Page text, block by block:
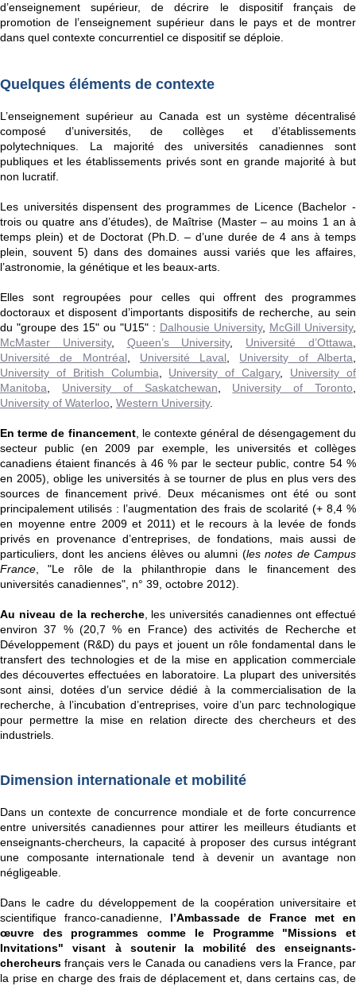
d’enseignement supérieur, de décrire le dispositif français de
promotion de l’enseignement supérieur dans le pays et de montrer
dans quel contexte concurrentiel ce dispositif se déploie.
Quelques éléments de contexte
L’enseignement supérieur au Canada est un système décentralisé
composé d’universités, de collèges et d’établissements
polytechniques. La majorité des universités canadiennes sont
publiques et les établissements privés sont en grande majorité à but
non lucratif.
Les universités dispensent des programmes de Licence (Bachelor -
trois ou quatre ans d’études), de Maîtrise (Master – au moins 1 an à
temps plein) et de Doctorat (Ph.D. – d’une durée de 4 ans à temps
plein, souvent 5) dans des domaines aussi variés que les affaires,
l’astronomie, la génétique et les beaux-arts.
Elles sont regroupées pour celles qui offrent des programmes
doctoraux et disposent d’importants dispositifs de recherche, au sein
du "groupe des 15" ou "U15" : Dalhousie University, McGill University,
McMaster University, Queen’s University, Université d’Ottawa,
Université de Montréal, Université Laval, University of Alberta,
University of British Columbia, University of Calgary, University of
Manitoba, University of Saskatchewan, University of Toronto,
University of Waterloo, Western University.
En terme de financement, le contexte général de désengagement du
secteur public (en 2009 par exemple, les universités et collèges
canadiens étaient financés à 46 % par le secteur public, contre 54 %
en 2005), oblige les universités à se tourner de plus en plus vers des
sources de financement privé. Deux mécanismes ont été ou sont
principalement utilisés : l’augmentation des frais de scolarité (+ 8,4 %
en moyenne entre 2009 et 2011) et le recours à la levée de fonds
privés en provenance d’entreprises, de fondations, mais aussi de
particuliers, dont les anciens élèves ou alumni (les notes de Campus
France, "Le rôle de la philanthropie dans le financement des
universités canadiennes", n° 39, octobre 2012).
Au niveau de la recherche, les universités canadiennes ont effectué
environ 37 % (20,7 % en France) des activités de Recherche et
Développement (R&D) du pays et jouent un rôle fondamental dans le
transfert des technologies et de la mise en application commerciale
des découvertes effectuées en laboratoire. La plupart des universités
sont ainsi, dotées d’un service dédié à la commercialisation de la
recherche, à l’incubation d’entreprises, voire d’un parc technologique
pour permettre la mise en relation directe des chercheurs et des
industriels.
Dimension internationale et mobilité
Dans un contexte de concurrence mondiale et de forte concurrence
entre universités canadiennes pour attirer les meilleurs étudiants et
enseignants-chercheurs, la capacité à proposer des cursus intégrant
une composante internationale tend à devenir un avantage non
négligeable.
Dans le cadre du développement de la coopération universitaire et
scientifique franco-canadienne, l’Ambassade de France met en
œuvre des programmes comme le Programme "Missions et
Invitations" visant à soutenir la mobilité des enseignants-
chercheursfrançais vers le Canada ou canadiens vers la France, par
la prise en charge des frais de déplacement et, dans certains cas, de